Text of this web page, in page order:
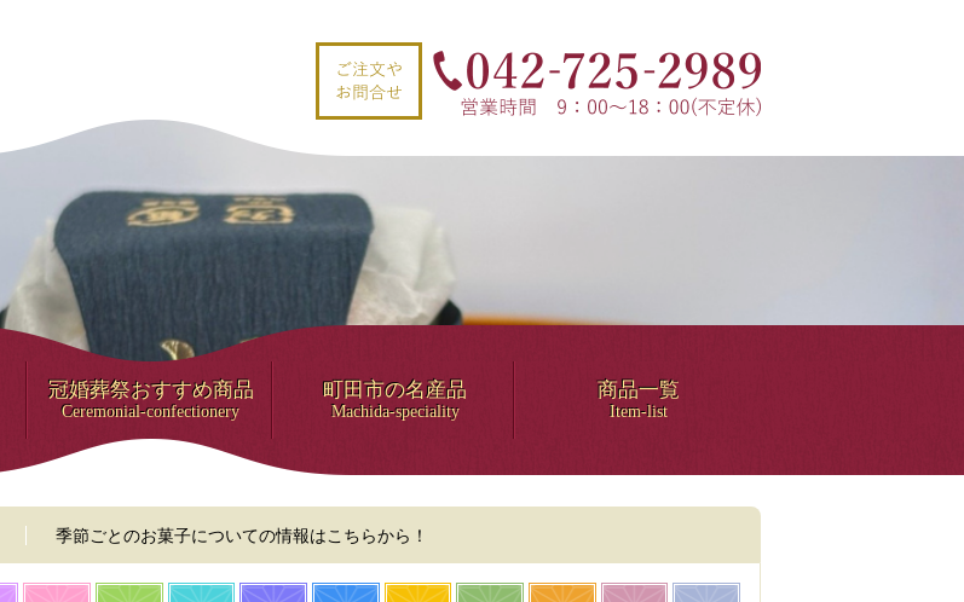
冠婚葬祭おすすめ商品
Ceremonial-confectionery
町田市の名産品
Machida-speciality
商品一覧
Item-list
季節ごとのお菓子についての情報はこちらから！